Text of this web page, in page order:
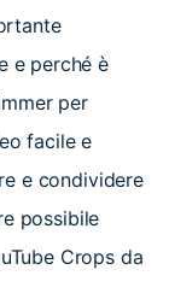
e perché è
per
facile e
e condividere
possibile
Crops da